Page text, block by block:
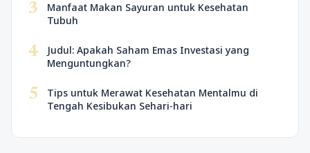
3
Manfaat Makan Sayuran untuk Kesehatan
Tubuh
4
Judul: Apakah Saham Emas Investasi yang
Menguntungkan?
5
Tips untuk Merawat Kesehatan Mentalmu di
Tengah Kesibukan Sehari-hari